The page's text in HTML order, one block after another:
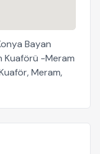
Bayan
Kuaförü -Meram
Meram,